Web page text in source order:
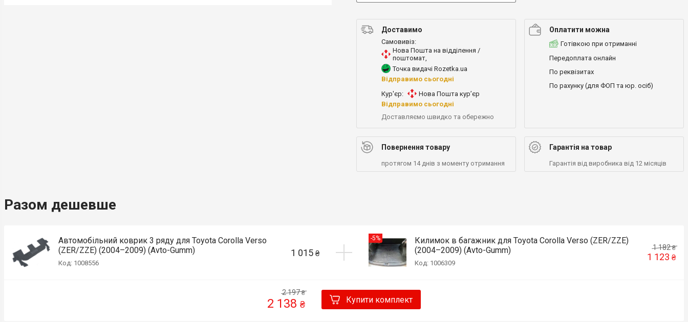
Доставимо
Самовивіз:
Нова Пошта на відділення /
поштомат,
Точка видачі Rozetka.ua
Відправимо сьогодні
Кур'єр:
Нова Пошта кур’єр
Відправимо сьогодні
Доставляємо швидко та обережно
Оплатити можна
Готівкою при отриманні
Передоплата онлайн
По реквізитах
По рахунку (для ФОП та юр. осіб)
Повернення товару
протягом 14 днів з моменту отримання
Гарантія на товар
Гарантія від виробника від 12 місяців
Разом дешевше
Автомобільний коврик 3 ряду для Toyota Corolla Verso
(ZER/ZZE) (2004–2009) (Avto-Gumm)
Код: 1008556
1 015 ₴
-5%
Килимок в багажник для Toyota Corolla Verso (ZER/ZZE)
(2004–2009) (Avto-Gumm)
Код: 1006309
1 182₴
1 123 ₴
2 197₴
2 138 ₴ Купити комплект